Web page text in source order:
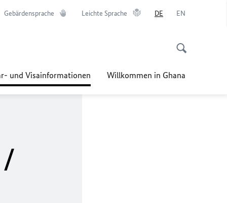
Gebärdensprache Leichte Sprache DE EN
und Visainformationen Willkommen in Ghana
/